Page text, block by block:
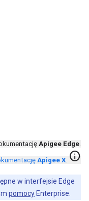
Apigee Edge.
Apigee X. info
w interfejsie Edge
pomocy Enterprise.